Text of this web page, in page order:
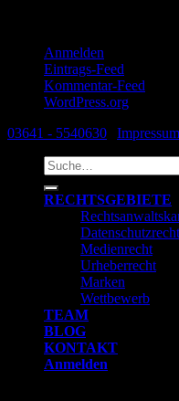
Anmelden
Eintrags-Feed
Kommentar-Feed
WordPress.org
03641 - 5540630
Impressum
Suche
nach:
RECHTSGEBIETE
Datenschutzrecht
Medienrecht
Urheberrecht
Marken
Wettbewerb
TEAM
BLOG
KONTAKT
Anmelden